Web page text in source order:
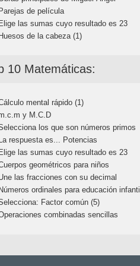
de película
las sumas cuyo resultado es 23
de la cabeza (1)
10 Matemáticas:
mental rápido (1)
y M.C.D
los que son números primos
respuesta es... Potencias
las sumas cuyo resultado es 23
geométricos para niños
las fracciones con su decimal
ordinales para educación infantil
Factor común (5)
combinadas sencillas